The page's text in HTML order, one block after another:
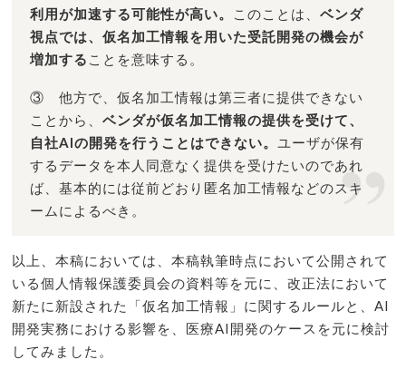
利用が加速する可能性が高い。 このことは、ベンダ
視点では、仮名加工情報を用いた受託開発の機会が
増加する ことを意味する。
③ 他方で、仮名加工情報は第三者に提供できない
ことから、ベンダが仮名加工情報の提供を受けて、
自社AIの開発を行うことはできない。 ユーザが保有
するデータを本人同意なく提供を受けたいのであれ
ば、基本的には従前どおり匿名加工情報などのスキ
ームによるべき。
以上、本稿においては、本稿執筆時点において公開されて
いる個人情報保護委員会の資料等を元に、改正法において
新たに新設された「仮名加工情報」に関するルールと、AI
開発実務における影響を、医療AI開発のケースを元に検討
してみました。